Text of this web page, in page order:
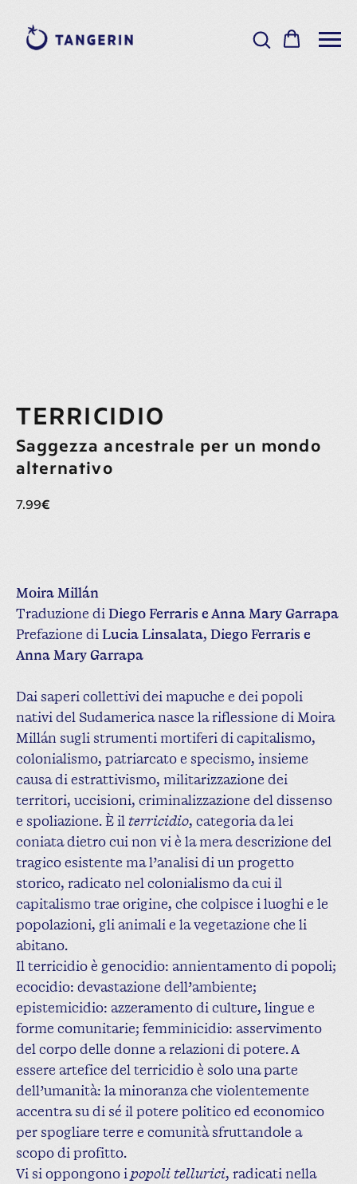
TERRICIDIO
7.99€
Moira Millán
Traduzione diDiego Ferraris e Anna Mary Garrapa
Prefazione diLucia Linsalata, Diego Ferraris e
Anna Mary Garrapa
Dai saperi collettivi dei mapuche e dei popoli
nativi del Sudamerica nasce la riflessione di Moira
Millán sugli strumenti mortiferi di capitalismo,
colonialismo, patriarcato e specismo, insieme
causa di estrattivismo, militarizzazione dei
territori, uccisioni, criminalizzazione del dissenso
e spoliazione. È ilterricidio, categoria da lei
coniata dietro cui non vi è la mera descrizione del
tragico esistente ma l’analisi di un progetto
storico, radicato nel colonialismo da cui il
capitalismo trae origine, che colpisce i luoghi e le
popolazioni, gli animali e la vegetazione che li
abitano.
Il terricidio è genocidio: annientamento di popoli;
ecocidio: devastazione dell’ambiente;
epistemicidio: azzeramento di culture, lingue e
forme comunitarie; femminicidio: asservimento
del corpo delle donne a relazioni di potere. A
essere artefice del terricidio è solo una parte
dell’umanità: la minoranza che violentemente
accentra su di sé il potere politico ed economico
per spogliare terre e comunità sfruttandole a
scopo di profitto.
Vi si oppongono ipopoli tellurici, radicati nella